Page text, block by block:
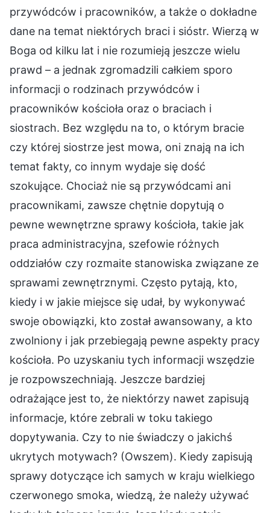
przywódców i pracowników, a także o dokładne
dane na temat niektórych braci i sióstr. Wierzą w
Boga od kilku lat i nie rozumieją jeszcze wielu
prawd – a jednak zgromadzili całkiem sporo
informacji o rodzinach przywódców i
pracowników kościoła oraz o braciach i
siostrach. Bez względu na to, o którym bracie
czy której siostrze jest mowa, oni znają na ich
temat fakty, co innym wydaje się dość
szokujące. Chociaż nie są przywódcami ani
pracownikami, zawsze chętnie dopytują o
pewne wewnętrzne sprawy kościoła, takie jak
praca administracyjna, szefowie różnych
oddziałów czy rozmaite stanowiska związane ze
sprawami zewnętrznymi. Często pytają, kto,
kiedy i w jakie miejsce się udał, by wykonywać
swoje obowiązki, kto został awansowany, a kto
zwolniony i jak przebiegają pewne aspekty pracy
kościoła. Po uzyskaniu tych informacji wszędzie
je rozpowszechniają. Jeszcze bardziej
odrażające jest to, że niektórzy nawet zapisują
informacje, które zebrali w toku takiego
dopytywania. Czy to nie świadczy o jakichś
ukrytych motywach? (Owszem). Kiedy zapisują
sprawy dotyczące ich samych w kraju wielkiego
czerwonego smoka, wiedzą, że należy używać